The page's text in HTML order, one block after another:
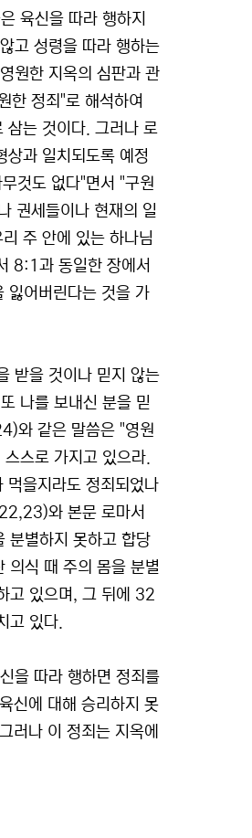
육신을 따라 행하지
고 성령을 따라 행하는
원한 지옥의 심판과 관
한 정죄"로 해석하여
삼는 것이다. 그러나 로
과 일치되도록 예정
것도 없다"면서 "구원
권세들이나 현재의 일
주 안에 있는 하나님
8:1과 동일한 장에서
잃어버린다는 것을 가
받을 것이나 믿지 않는
나를 보내신 분을 믿
와 같은 말씀은 "영원
스로 가지고 있으라.
먹을지라도 정죄되었나
와 본문 로마서
분별하지 못하고 합당
의식 때 주의 몸을 분별
고 있으며, 그 뒤에 32
고 있다.
을 따라 행하면 정죄를
신에 대해 승리하지 못
나 이 정죄는 지옥에